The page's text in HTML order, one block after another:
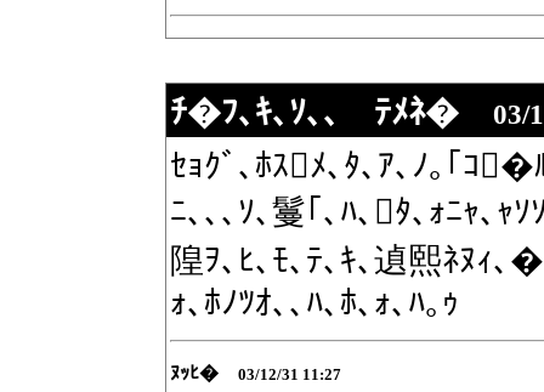
ﾁ�ﾌ､ｷ､ｿ､､ ﾃﾒﾈ� 03/
ｾｮｸﾞ､ﾎｽﾒ､ﾀ､ｱ､ﾉ｡｢ｺ�
ﾆ､､､ｿ､鬘｢､ﾊ､ﾀ､ｫﾆｬ､ｬ
隍ｦ､ﾋ､ﾓ､ﾃ､ｷ､遉熙ﾈﾇｨ､
ｫ､ﾎﾉﾂｵ､､ﾊ､ﾎ､ｫ､ﾊ｡ｩ
ﾇｯﾋ� 03/12/31 11:27